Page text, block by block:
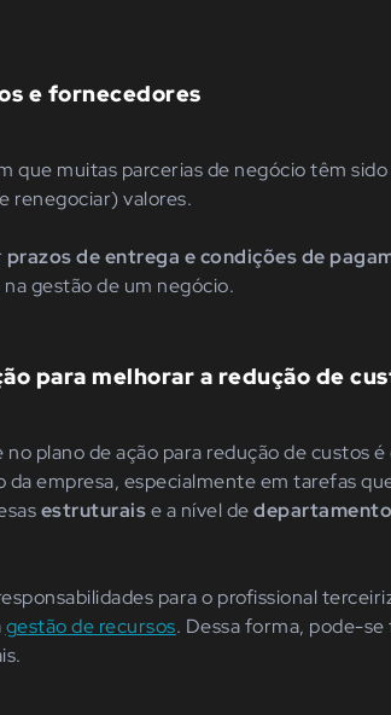
e fornecedores
que muitas parcerias de negócio têm
renegociar) valores.
prazos de entrega e condições de
gestão de um negócio.
para melhorar a redução de
plano de ação para redução de custos
empresa, especialmente em tarefas
estruturaise a nível de
para o profissional
gestão de recursos. Dessa forma, pode-